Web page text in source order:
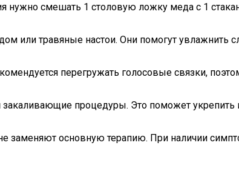
нужно смешать 1 столовую ложку меда с 1
или травяные настои. Они помогут увлажнить
перегружать голосовые связки,
процедуры. Это поможет укрепить
заменяют основную терапию. При наличии